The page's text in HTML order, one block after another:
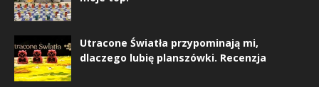
Utracone Światła przypominają mi,
dlaczego lubię planszówki. Recenzja